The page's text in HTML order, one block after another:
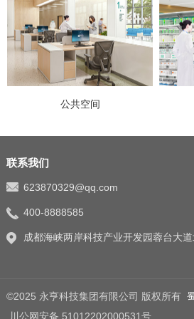
公共空间
联系我们
623870329@qq.com
400-8888585
成都海峡两岸科技产业开发园蓉台大
©2025 永亨科技集团有限公司 版权所有
川公网安备 51012202000531号